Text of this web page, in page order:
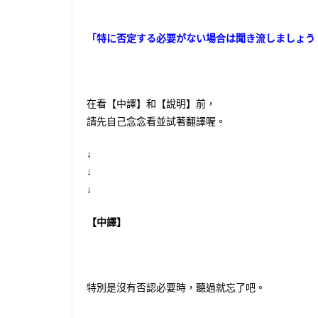
「特に否定する必要がない場合は聞き流しましょ
在看【中譯】和【說明】前，
請先自己念念看並試著翻譯喔。
↓
↓
↓
【中譯】
特別是沒有否認必要時，聽過就忘了吧。